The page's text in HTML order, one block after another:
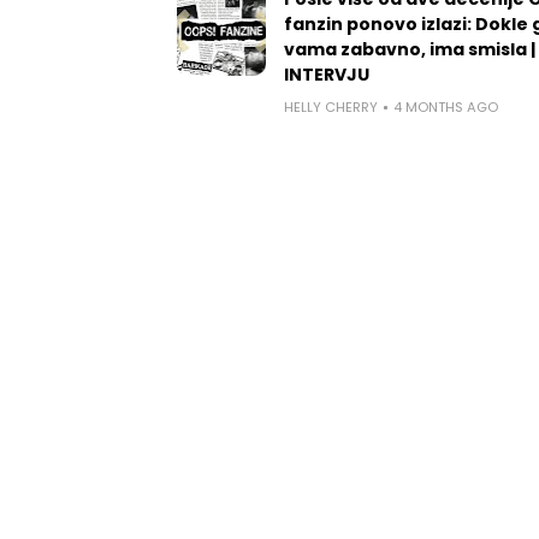
fanzin ponovo izlazi: Dokle
vama zabavno, ima smisla |
INTERVJU
HELLY CHERRY 4 MONTHS AGO